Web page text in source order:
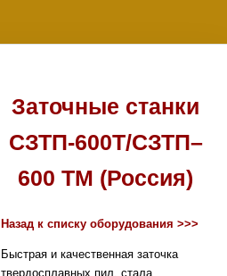
Заточные станки
CЗТП-600Т/СЗТП–
600 ТМ (Россия)
Назад к списку оборудования >>>
Быстрая и качественная заточка
твердосплавных пил, стала